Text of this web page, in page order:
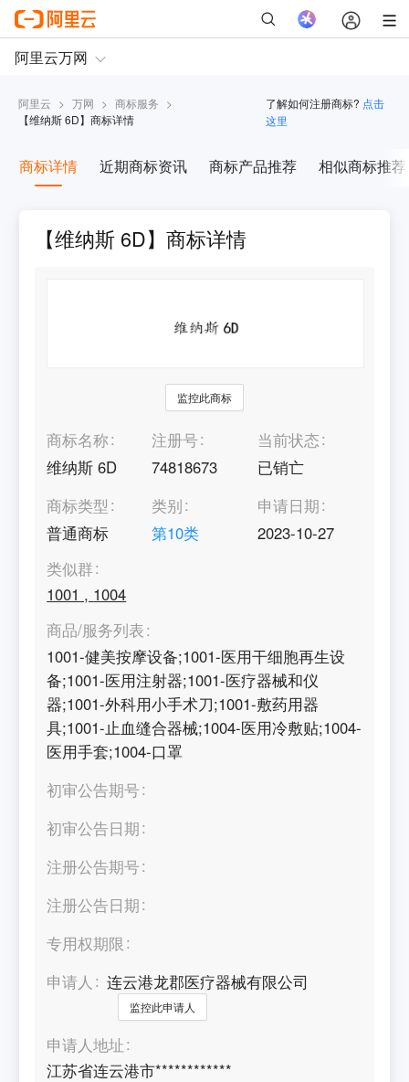
阿里云 > 万网 > 商标服务 >
【维纳斯 6D】商标详情
了解如何注册商标? 点击
这里
商标详情 近期商标资讯 商标产品推荐 相似商标推荐
【维纳斯 6D】商标详情
监控此商标
商标名称
维纳斯 6D
注册号
74818673
当前状态
已销亡
商标类型
普通商标
类别
第10类
申请日期
2023-10-27
类似群
1001 , 1004
商品/服务列表
1001-健美按摩设备;1001-医用干细胞再生设
备;1001-医用注射器;1001-医疗器械和仪
器;1001-外科用小手术刀;1001-敷药用器
具;1001-止血缝合器械;1004-医用冷敷贴;1004-
医用手套;1004-口罩
初审公告期号
初审公告日期
注册公告期号
注册公告日期
专用权期限
申请人
连云港龙郡医疗器械有限公司
监控此申请人
申请人地址
江苏省连云港市************